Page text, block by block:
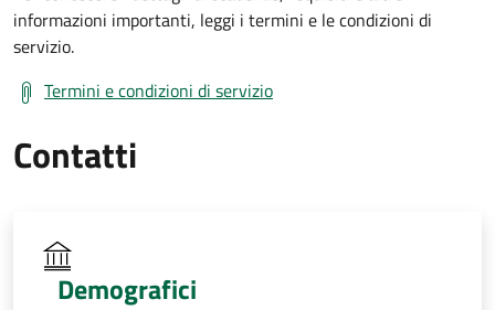
informazioni importanti, leggi i termini e le condizioni di
servizio.
Termini e condizioni di servizio
Contatti
Demografici